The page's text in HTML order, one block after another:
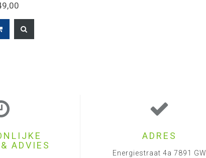
ADVIES
ADRES
Energiestraat 4a 7891 GW